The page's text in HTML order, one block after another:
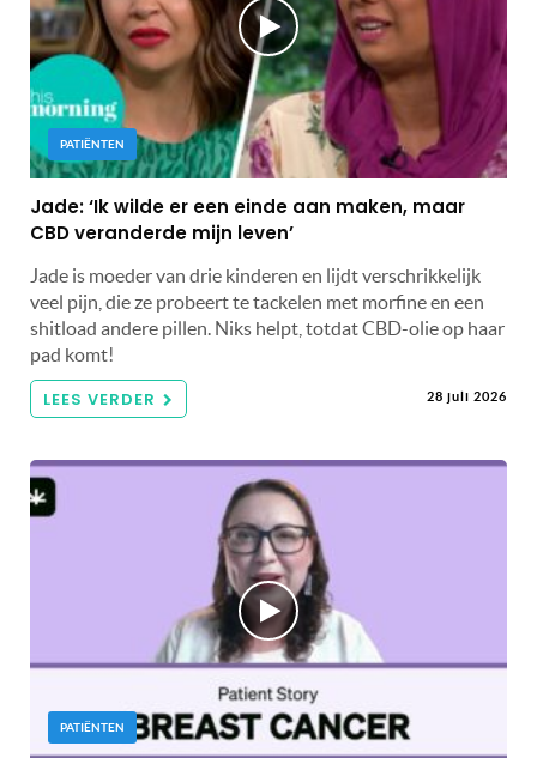
PATIËNTEN
Jade: ‘Ik wilde er een einde aan maken, maar
CBD veranderde mijn leven’
Jade is moeder van drie kinderen en lijdt verschrikkelijk
veel pijn, die ze probeert te tackelen met morfine en een
shitload andere pillen. Niks helpt, totdat CBD-olie op haar
pad komt!
LEES VERDER 28 juli 2026
PATIËNTEN